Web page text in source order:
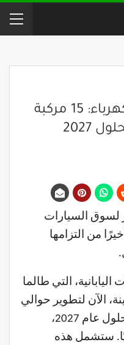
Toyota تتسارع نحو الكهرباء: 15 مركبة
2027
لسوق السيارات
الكهربائية (EV)، تزيد Toyota أخيرًا من التزامها
التي طالما
الآن لتطوير حوالي
15 نموذجًا كهربائيًا بالكامل بحلول عام 2027،
ستشمل هذه